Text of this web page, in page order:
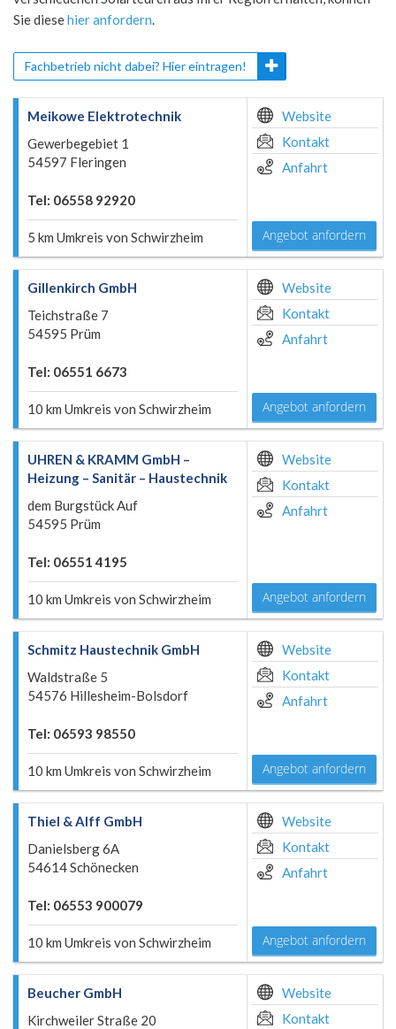
Sie diesehier anfordern.
Fachbetrieb nicht dabei? Hier eintragen!
Meikowe Elektrotechnik
Gewerbegebiet 1
54597 Fleringen
Tel: 06558 92920
5 km Umkreis von Schwirzheim
Website
Kontakt
Anfahrt
Angebot anfordern
Gillenkirch GmbH
Teichstraße 7
54595 Prüm
Tel: 06551 6673
10 km Umkreis von Schwirzheim
Website
Kontakt
Anfahrt
Angebot anfordern
UHREN & KRAMM GmbH –
Heizung – Sanitär – Haustechnik
dem Burgstück Auf
54595 Prüm
Tel: 06551 4195
10 km Umkreis von Schwirzheim
Website
Kontakt
Anfahrt
Angebot anfordern
Schmitz Haustechnik GmbH
Waldstraße 5
54576 Hillesheim-Bolsdorf
Tel: 06593 98550
10 km Umkreis von Schwirzheim
Website
Kontakt
Anfahrt
Angebot anfordern
Thiel & Alff GmbH
Danielsberg 6A
54614 Schönecken
Tel: 06553 900079
10 km Umkreis von Schwirzheim
Website
Kontakt
Anfahrt
Angebot anfordern
Beucher GmbH
Kirchweiler Straße 20
Website
Kontakt